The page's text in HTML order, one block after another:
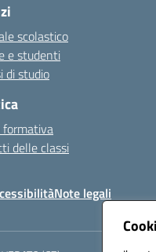
scolastico
e studenti
di studio
delle classi
Note legali